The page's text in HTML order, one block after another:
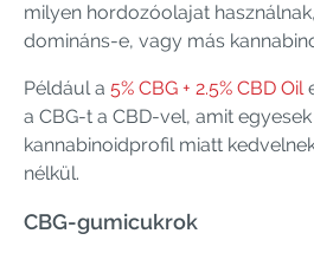
milyen hordozóolajat
domináns-e, vagy más
Például a 5% CBG + 2.5% CBD Oil
a CBG-t a CBD-vel, amit
kannabinoidprofil miatt
nélkül.
CBG-gumicukrok